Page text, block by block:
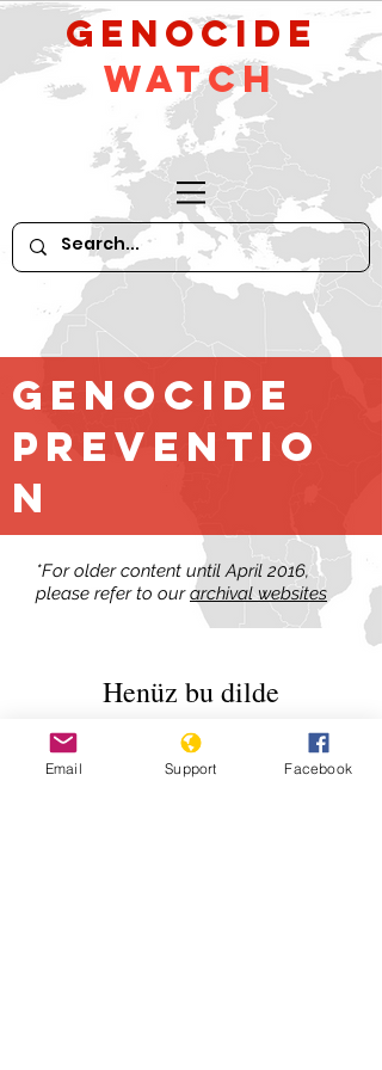
GeNocide
Watch
Genocide
Preventio
n
*For older content until April 2016,
please refer to ourarchival websites
Henüz bu dilde
yayınlanmış bir yazı
yok
Email Support Facebook